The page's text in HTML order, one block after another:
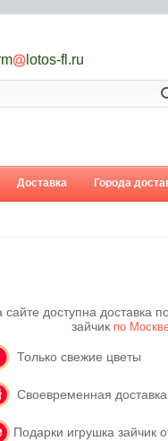
lotos-fl.ru
Доставка Города
сайте доступна доставка
зайчик по
Только свежие цветы
Своевременная доставка
Подарки игрушка зайчик